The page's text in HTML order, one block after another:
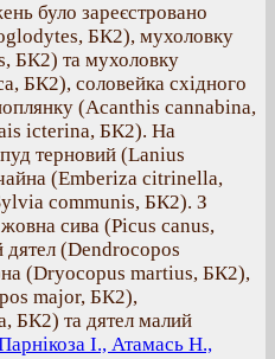
було зареєстровано
БК2), мухоловку
БК2) та мухоловку
БК2), соловейка східного
(Acanthis cannabina,
icterina, БК2). На
терновий (Lanius
(Emberiza citrinella,
communis, БК2). З
сива (Picus canus,
(Dendrocopos
(Dryocopus martius, БК2),
major, БК2),
БК2) та дятел малий
І., Атамась Н.,